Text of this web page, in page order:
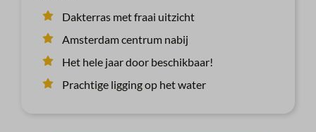
Dakterras met fraai uitzicht
Amsterdam centrum nabij
Het hele jaar door beschikbaar!
Prachtige ligging op het water